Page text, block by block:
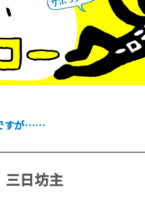
すが……
三日坊主